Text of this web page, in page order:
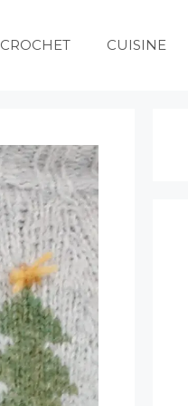
CROCHET CUISINE